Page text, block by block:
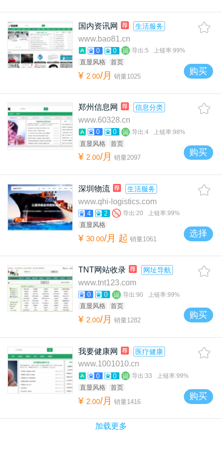
国内资讯网 生活服务
www.bao81.cn
0 0 导出:5 上链率:99%
直显风格 首页
¥ 2 .00/月 销量1025
购买
郑州信息网 信息分类
www.60328.cn
0 0 导出:4 上链率:98%
直显风格 首页
¥ 2.00/月 销量2097
购买
深圳物流 生活服务
www.qhi-logistics.com
4 2 导出:20 上链率:99%
直显风格
¥ 30 .00/月 起 销量1061
选择
TNT网站收录 网址导航
www.tnt123.com
0 0 导出:90 上链率:99%
直显风格 首页
¥ 2 .00/月 销量1282
购买
我要健康网 医疗健康
www.1001010.cn
0 0 导出:33 上链率:99%
直显风格 首页
¥ 2 .00/月 销量1416
购买
加载更多